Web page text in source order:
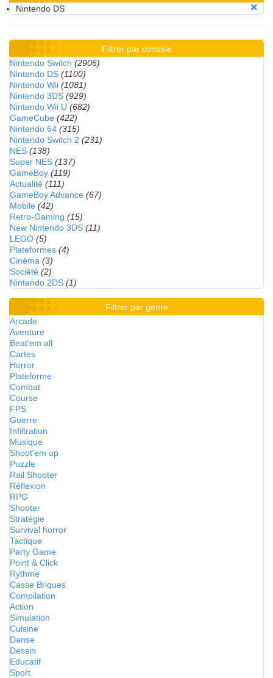
Nintendo DS
Filtrer par console
Nintendo Switch (2906)
Nintendo DS (1100)
Nintendo Wii (1081)
Nintendo 3DS (929)
Nintendo Wii U (682)
GameCube (422)
Nintendo 64 (315)
Nintendo Switch 2 (231)
NES (138)
Super NES (137)
GameBoy (119)
Actualité (111)
GameBoy Advance (67)
Mobile (42)
Retro-Gaming (15)
New Nintendo 3DS (11)
LEGO (5)
Plateformes (4)
Cinéma (3)
Société (2)
Nintendo 2DS (1)
Filtrer par genre
Arcade
Aventure
Beat'em all
Cartes
Horror
Plateforme
Combat
Course
FPS
Guerre
Infiltration
Musique
Shoot'em up
Puzzle
Rail Shooter
Réflexion
RPG
Shooter
Stratégie
Survival horror
Tactique
Party Game
Point & Click
Rythme
Casse Briques
Compilation
Action
Simulation
Cuisine
Danse
Dessin
Educatif
Sport